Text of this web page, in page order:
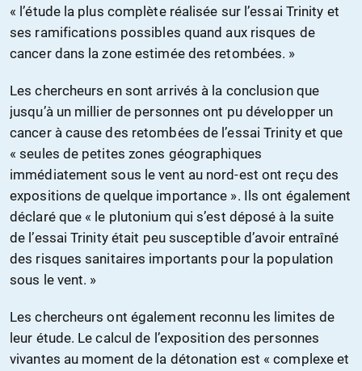
« l’étude la plus complète réalisée sur l’essai Trinity et
ses ramifications possibles quand aux risques de
cancer dans la zone estimée des retombées. »
Les chercheurs en sont arrivés à la conclusion que
jusqu’à un millier de personnes ont pu développer un
cancer à cause des retombées de l’essai Trinity et que
« seules de petites zones géographiques
immédiatement sous le vent au nord-est ont reçu des
expositions de quelque importance ». Ils ont également
déclaré que « le plutonium qui s’est déposé à la suite
de l’essai Trinity était peu susceptible d’avoir entraîné
des risques sanitaires importants pour la population
sous le vent. »
Les chercheurs ont également reconnu les limites de
leur étude. Le calcul de l’exposition des personnes
vivantes au moment de la détonation est « complexe et